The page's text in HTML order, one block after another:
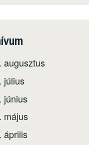
augusztus
július
június
május
április